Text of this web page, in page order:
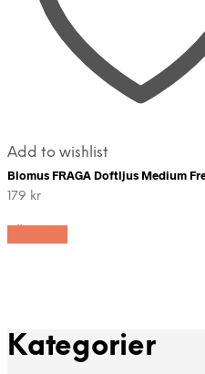
Add to wishlist
Blomus FRAGA Doftljus Medium
179 kr
Kategorier